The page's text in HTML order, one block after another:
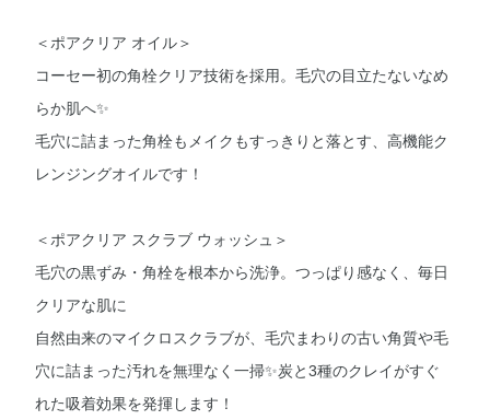
＜ポアクリア オイル＞
コーセー初の角栓クリア技術を採用。毛穴の目立たないなめ
らか肌へ✨
毛穴に詰まった角栓もメイクもすっきりと落とす、高機能ク
レンジングオイルです！
＜ポアクリア スクラブ ウォッシュ＞
毛穴の黒ずみ・角栓を根本から洗浄。つっぱり感なく、毎日
クリアな肌に
自然由来のマイクロスクラブが、毛穴まわりの古い角質や毛
穴に詰まった汚れを無理なく一掃✨炭と3種のクレイがすぐ
れた吸着効果を発揮します！